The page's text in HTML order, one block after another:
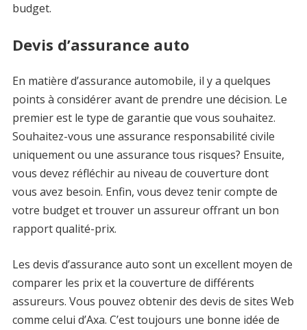
budget.
Devis d’assurance auto
En matière d’assurance automobile, il y a quelques
points à considérer avant de prendre une décision. Le
premier est le type de garantie que vous souhaitez.
Souhaitez-vous une assurance responsabilité civile
uniquement ou une assurance tous risques? Ensuite,
vous devez réfléchir au niveau de couverture dont
vous avez besoin. Enfin, vous devez tenir compte de
votre budget et trouver un assureur offrant un bon
rapport qualité-prix.
Les devis d’assurance auto sont un excellent moyen de
comparer les prix et la couverture de différents
assureurs. Vous pouvez obtenir des devis de sites Web
comme celui d’Axa. C’est toujours une bonne idée de